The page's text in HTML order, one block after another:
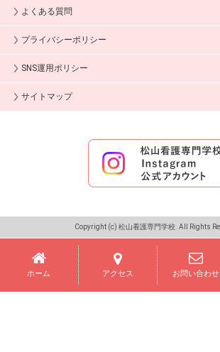
よくある質問
プライバシーポリシー
SNS運用ポリシー
サイトマップ
Copyright (c) 松山看護専門学校. All Rights
ホーム アクセス お問い合わせ